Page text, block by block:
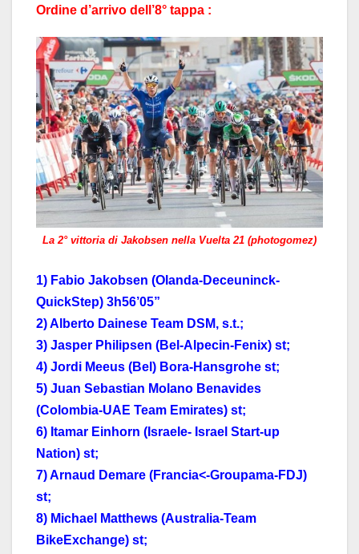
Ordine d’arrivo dell’8° tappa :
La 2° vittoria di Jakobsen nella Vuelta 21 (photogomez)
1) Fabio Jakobsen (Olanda-Deceuninck-
QuickStep) 3h56’05”
2) Alberto Dainese Team DSM, s.t.;
3) Jasper Philipsen (Bel-Alpecin-Fenix) st;
4) Jordi Meeus (Bel) Bora-Hansgrohe st;
5) Juan Sebastian Molano Benavides
(Colombia-UAE Team Emirates) st;
6) Itamar Einhorn (Israele- Israel Start-up
Nation) st;
7) Arnaud Demare (Francia<-Groupama-FDJ)
st;
8) Michael Matthews (Australia-Team
BikeExchange) st;